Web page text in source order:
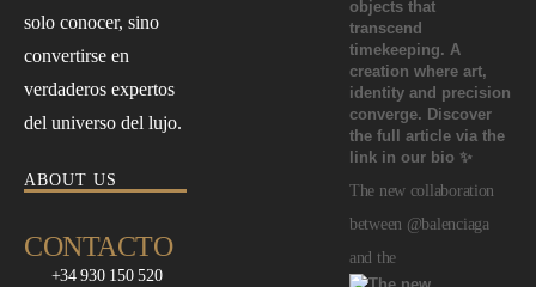
solo conocer, sino
convertirse en
verdaderos expertos
del universo del lujo.
ABOUT US
CONTACTO
+34 930 150 520
The new collaboration
between @balenciaga
and the